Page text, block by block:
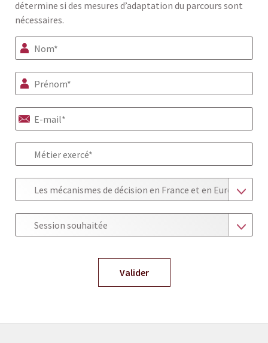
détermine si des mesures d’adaptation du parcours sont
nécessaires.